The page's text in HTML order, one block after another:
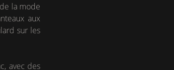
la mode
aux
sur les
avec des